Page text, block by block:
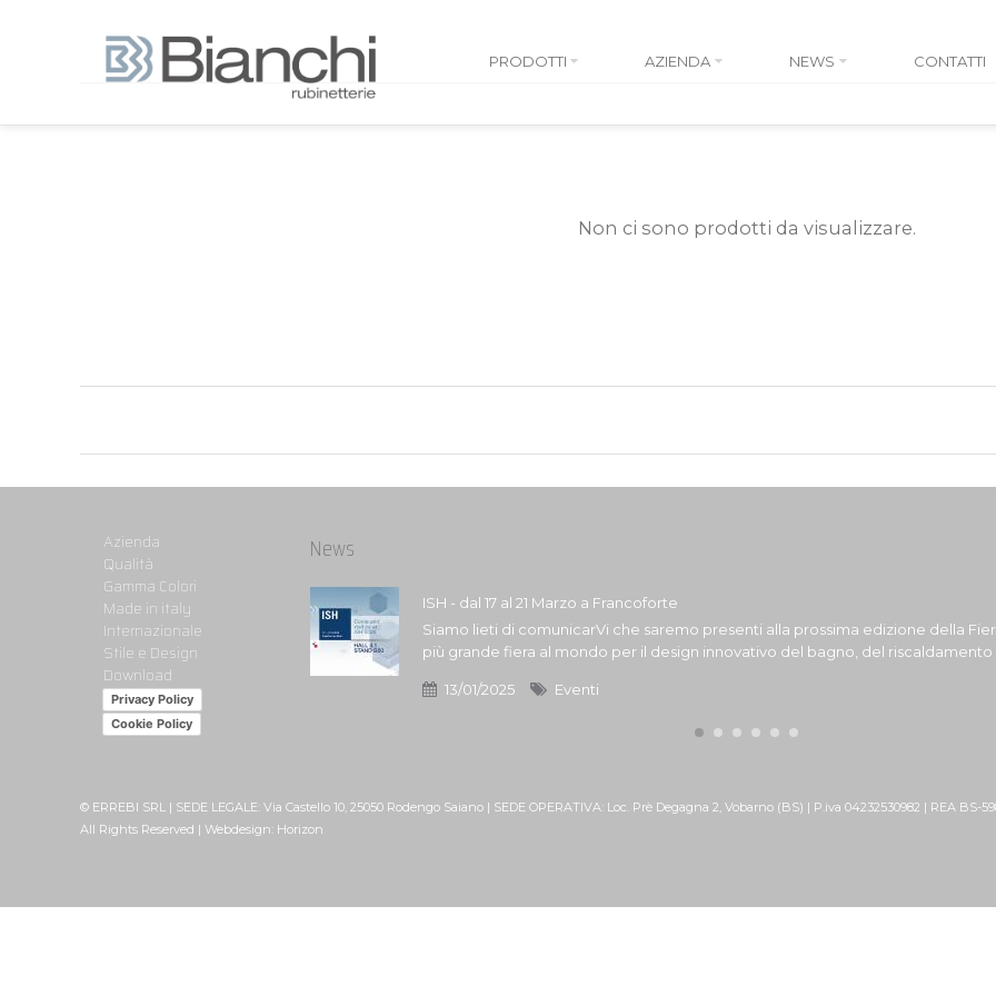
PRODOTTI AZIENDA NEWS CONTATTI
Non ci sono prodotti da visualizzare.
Azienda
Qualità
Gamma Colori
Made in italy
Internazionale
Stile e Design
Download
Privacy Policy
Cookie Policy
News
ISH - dal 17 al 21 Marzo a Francoforte
Siamo lieti di comunicarVi che saremo presenti alla prossima edizione della
più grande fiera al mondo per il design innovativo del bagno, del riscaldamento
13/01/2025 Eventi
© ERREBI SRL | SEDE LEGALE: Via Castello 10, 25050 Rodengo Saiano | SEDE OPERATIVA: Loc. Prè Degagna 2, Vobarno (BS) | P.iva 04232530982 | REA BS-
All Rights Reserved | Webdesign: Horizon